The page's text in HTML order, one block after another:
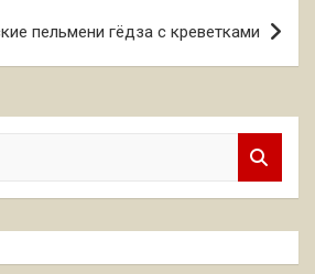
пельмени гёдза с креветками